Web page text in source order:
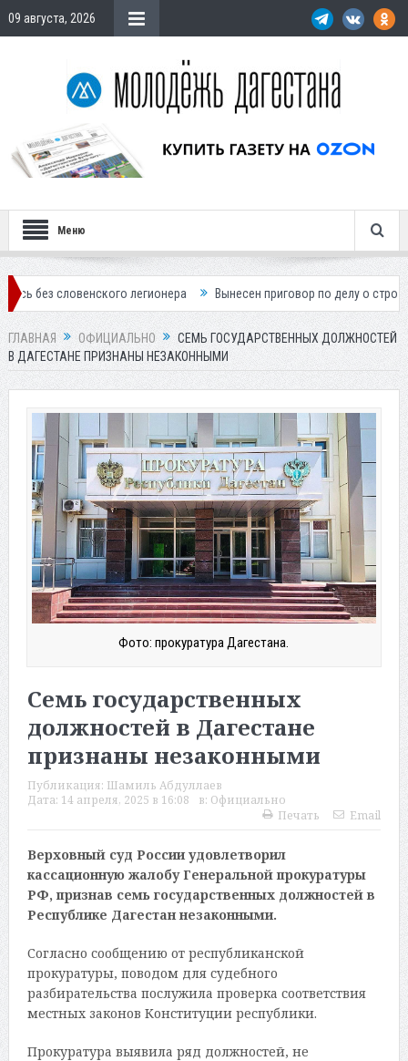
09 августа, 2026
Меню
легионера Вынесен приговор по делу о строительстве
ГЛАВНАЯ ОФИЦИАЛЬНО
СЕМЬ ГОСУДАРСТВЕННЫХ ДОЛЖНОСТЕЙ
В ДАГЕСТАНЕ ПРИЗНАНЫ НЕЗАКОННЫМИ
Фото: прокуратура Дагестана.
Семь государственных
должностей в Дагестане
признаны незаконными
Публикация: Шамиль Абдуллаев
Дата: 14 апреля, 2025 в 16:08 в: Официально
Печать
Email
Верховный суд России удовлетворил
кассационную жалобу Генеральной прокуратуры
РФ, признав семь государственных должностей в
Республике Дагестан незаконными.
Согласно сообщению от республиканской
прокуратуры, поводом для судебного
разбирательства послужила проверка соответствия
местных законов Конституции республики.
Прокуратура выявила ряд должностей, не